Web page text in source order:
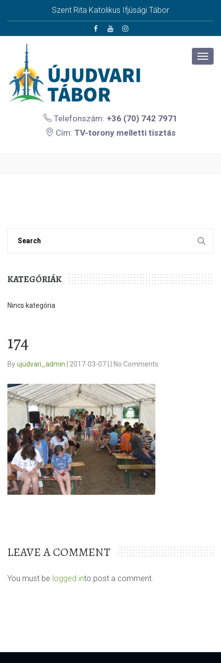
Szent Rita Katolikus Ifjúsági Tábor
Telefonszám: +36 (70) 742 7971
Cím: TV-torony melletti tisztás
KATEGÓRIÁK
Nincs kategória
174
Byujudvari_admin 2017-03-07 No Comments
LEAVE A COMMENT
You must be logged into post a comment.